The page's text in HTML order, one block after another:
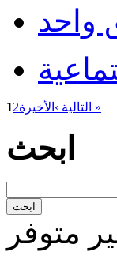
واحد
12 التالية › الأخيرة »
ابحث
متوفر